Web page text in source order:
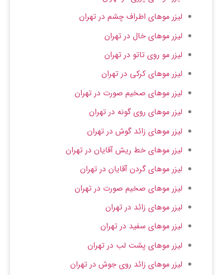
لیزر موهای اطراف چشم در تهران
لیزر موهای خال در تهران
لیزر مو روی تاتو در تهران
لیزر موهای کرکی در تهران
لیزر موهای صخیم صورت در تهران
لیزر موهای روی گونه در تهران
لیزر موهای زائد گوش در تهران
لیزر موهای خط ریش آقایان در تهران
لیزر موهای گردن آقایان در تهران
لیزر موهای صخیم صورت در تهران
لیزر موهای زائد در تهران
لیزر موهای سفید در تهران
لیزر موهای پشت لب در تهران
لیزر موهای زائد روی جوش در تهران